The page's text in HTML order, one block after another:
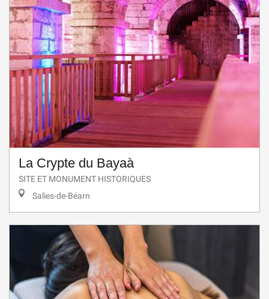
La Crypte du Bayaà
SITE ET MONUMENT HISTORIQUES
Salies-de-Béarn